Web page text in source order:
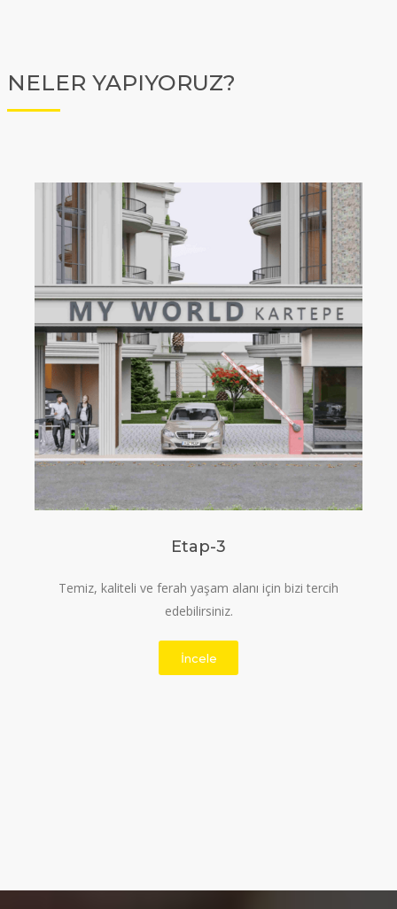
NELER YAPIYORUZ?
Etap-3
Temiz, kaliteli ve ferah yaşam alanı için bizi tercih
edebilirsiniz.
İncele